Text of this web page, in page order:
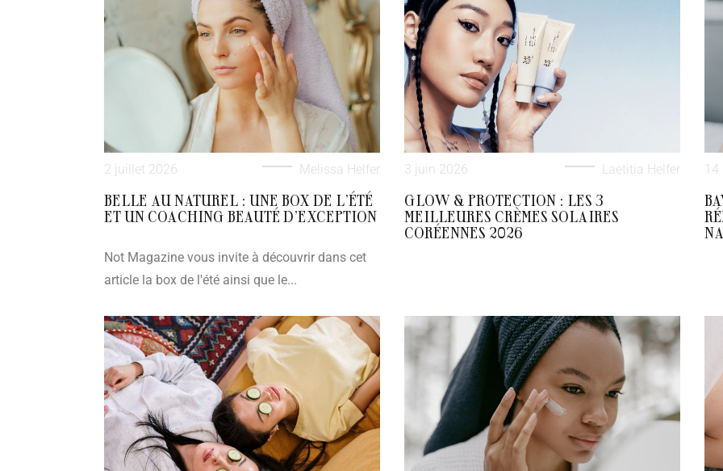
2 juillet 2026 Melissa Helfer
BELLE AU NATUREL : UNE BOX DE L’ÉTÉ
ET UN COACHING BEAUTÉ D’EXCEPTION
Not Magazine vous invite à découvrir dans cet
article la box de l'été ainsi que le...
3 juin 2026 Laetitia Helfer
GLOW & PROTECTION : LES 3
MEILLEURES CRÈMES SOLAIRES
CORÉENNES 2026
14